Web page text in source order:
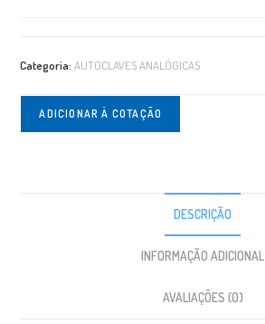
Categoria:AUTOCLAVES ANALÓGICAS
ADICIONAR À COTAÇÃO
DESCRIÇÃO
INFORMAÇÃO ADICIONAL
AVALIAÇÕES (0)